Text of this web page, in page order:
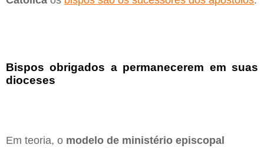
Bispos obrigados a permanecerem em suas
dioceses
Em teoria, o modelo de ministério episcopal